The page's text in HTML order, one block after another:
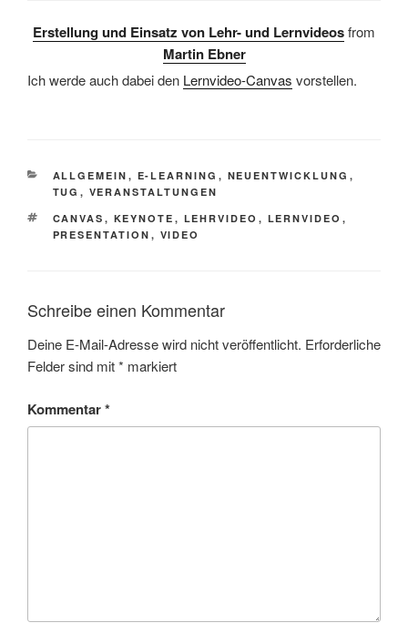
Erstellung und Einsatz von Lehr- und Lernvideosfrom
Martin Ebner
Ich werde auch dabei den Lernvideo-Canvas vorstellen.
KATEGORIEN
ALLGEMEIN , E-LEARNING , NEUENTWICKLUNG ,
TUG , VERANSTALTUNGEN
SCHLAGWÖRTER
CANVAS , KEYNOTE , LEHRVIDEO , LERNVIDEO ,
PRESENTATION , VIDEO
Schreibe einen Kommentar
Deine E-Mail-Adresse wird nicht veröffentlicht. Erforderliche
Felder sind mit* markiert
Kommentar*